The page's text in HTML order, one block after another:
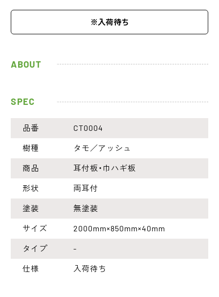
入荷待ち
ABOUT
SPEC
品番 CT0004
樹種 タモ／アッシュ
商品 耳付板・巾ハギ板
形状 両耳付
塗装 無塗装
サイズ 2000mm×850mm×40mm
タイプ -
仕様 入荷待ち